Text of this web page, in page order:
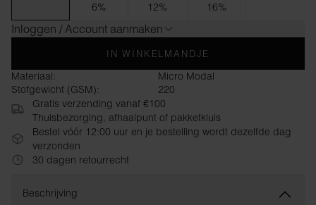
6%
12%
16%
Inloggen / Account aanmaken
IN WINKELMANDJE
Materiaal:
Micro Modal
Stofgewicht (GSM):
220
Gratis verzending vanaf €100
Thuisbezorging, afhaalpunt of pakketkluis
Bestel vóór 12:00 uur en je bestelling wordt dezelfde dag
verzonden
30 dagen retourrecht
Beschrijving